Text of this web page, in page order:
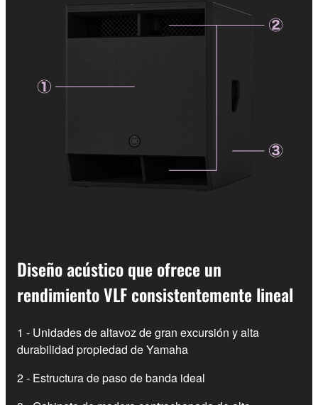
Diseño acústico que ofrece un
rendimiento VLF consistentemente lineal
1 - Unidades de altavoz de gran excursión y alta
durabilidad propiedad de Yamaha
2 - Estructura de paso de banda ideal